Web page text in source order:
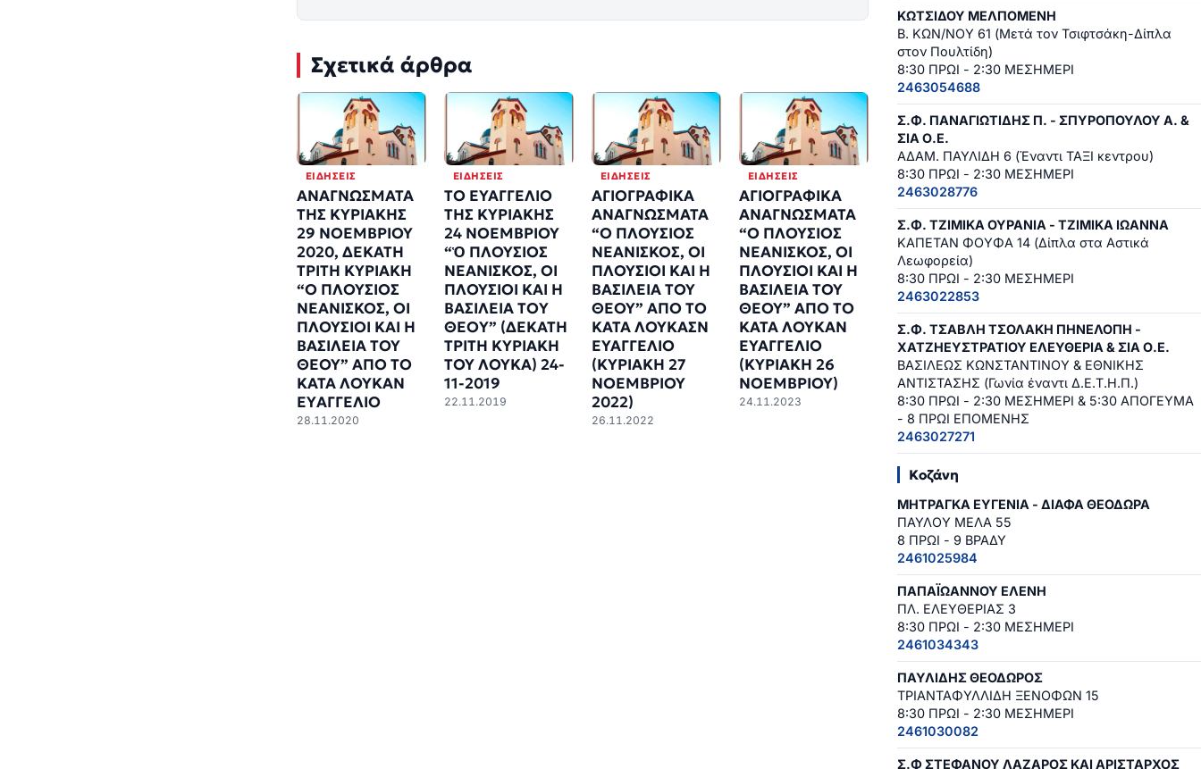
Σχετικά άρθρα
ΕΙΔΉΣΕΙΣ
ΑΝΑΓΝΩΣΜΑΤΑ
ΤΗΣ ΚΥΡΙΑΚΗΣ
29 ΝΟΕΜΒΡΙΟΥ
2020, ΔΕΚΑΤΗ
ΤΡΙΤΗ ΚΥΡΙΑΚΗ
“Ο ΠΛΟΥΣΙΟΣ
ΝΕΑΝΙΣΚΟΣ, ΟΙ
ΠΛΟΥΣΙΟΙ ΚΑΙ Η
ΒΑΣΙΛΕΙΑ ΤΟΥ
ΘΕΟΥ” AΠΟ ΤΟ
ΚΑΤΑ ΛΟΥΚAΝ
ΕYΑΓΓΕΛΙΟ
28.11.2020
ΕΙΔΉΣΕΙΣ
ΤΟ ΕΥΑΓΓΕΛΙΟ
ΤΗΣ ΚΥΡΙΑΚΗΣ
24 ΝΟΕΜΒΡΙΟΥ
“Ὁ ΠΛΟΥΣΙΟΣ
ΝΕΑΝΙΣΚΟΣ, ΟI
ΠΛΟΥΣΙΟΙ ΚΑΙ H
ΒΑΣΙΛΕΙΑ ΤΟY
ΘΕΟY” (ΔΕΚΑΤΗ
ΤΡΙΤΗ ΚΥΡΙΑΚΗ
ΤΟΥ ΛΟΥΚΑ) 24-
11-2019
22.11.2019
ΕΙΔΉΣΕΙΣ
ΑΓΙΟΓΡΑΦΙΚΑ
ΑΝΑΓΝΩΣΜΑΤΑ
“Ο ΠΛΟΥΣΙΟΣ
ΝΕΑΝΙΣΚΟΣ, ΟΙ
ΠΛΟΥΣΙΟΙ ΚΑΙ Η
ΒΑΣΙΛΕΙΑ ΤΟΥ
ΘΕΟΥ” ΑΠΟ ΤΟ
ΚΑΤΑ ΛΟΥΚΑΣΝ
ΕΥΑΓΓΕΛΙΟ
(ΚΥΡΙΑΚΗ 27
ΝΟΕΜΒΡΙΟΥ
2022)
26.11.2022
ΕΙΔΉΣΕΙΣ
ΑΓΙΟΓΡΑΦΙΚΑ
ΑΝΑΓΝΩΣΜΑΤΑ
“Ο ΠΛΟΥΣΙΟΣ
ΝΕΑΝΙΣΚΟΣ, ΟΙ
ΠΛΟΥΣΙΟΙ ΚΑΙ Η
ΒΑΣΙΛΕΙΑ ΤΟΥ
ΘΕΟΥ” ΑΠΟ ΤΟ
ΚΑΤΑ ΛΟΥΚΑΝ
ΕΥΑΓΓΕΛΙΟ
(ΚΥΡΙΑΚΗ 26
ΝΟΕΜΒΡΙΟΥ)
24.11.2023
ΚΩΤΣΙΔΟΥ ΜΕΛΠΟΜΕΝΗ
Β. ΚΩΝ/ΝΟΥ 61 (Μετά τον Τσιφτσάκη-Δίπλα
στον Πουλτίδη)
8:30 ΠΡΩΙ - 2:30 ΜΕΣΗΜΕΡΙ
2463054688
Σ.Φ. ΠΑΝΑΓΙΩΤΙΔΗΣ Π. - ΣΠΥΡΟΠΟΥΛΟΥ Α. &
ΣΙΑ Ο.Ε.
ΑΔΑΜ. ΠΑΥΛΙΔΗ 6 (Έναντι ΤΑΞΙ κεντρου)
8:30 ΠΡΩΙ - 2:30 ΜΕΣΗΜΕΡΙ
2463028776
Σ.Φ. ΤΖΙΜΙΚΑ ΟΥΡΑΝΙΑ - ΤΖΙΜΙΚΑ ΙΩΑΝΝΑ
ΚΑΠΕΤΑΝ ΦΟΥΦΑ 14 (Δίπλα στα Αστικά
Λεωφορεία)
8:30 ΠΡΩΙ - 2:30 ΜΕΣΗΜΕΡΙ
2463022853
Σ.Φ. ΤΣΑΒΛΗ ΤΣΟΛΑΚΗ ΠΗΝΕΛΟΠΗ -
ΧΑΤΖΗΕΥΣΤΡΑΤΙΟΥ ΕΛΕΥΘΕΡΙΑ & ΣΙΑ Ο.Ε.
ΒΑΣΙΛΕΩΣ ΚΩΝΣΤΑΝΤΙΝΟΥ & ΕΘΝΙΚΗΣ
ΑΝΤΙΣΤΑΣΗΣ (Γωνία έναντι Δ.Ε.Τ.Η.Π.)
8:30 ΠΡΩΙ - 2:30 ΜΕΣΗΜΕΡΙ & 5:30 ΑΠΟΓΕΥΜΑ
- 8 ΠΡΩΙ ΕΠΟΜΕΝΗΣ
2463027271
Κοζάνη
ΜΗΤΡΑΓΚΑ ΕΥΓΕΝΙΑ - ΔΙΑΦΑ ΘΕΟΔΩΡΑ
ΠΑΥΛΟΥ ΜΕΛΑ 55
8 ΠΡΩΙ - 9 ΒΡΑΔΥ
2461025984
ΠΑΠΑΪΩΑΝΝΟΥ ΕΛΕΝΗ
ΠΛ. ΕΛΕΥΘΕΡΙΑΣ 3
8:30 ΠΡΩΙ - 2:30 ΜΕΣΗΜΕΡΙ
2461034343
ΠΑΥΛΙΔΗΣ ΘΕΟΔΩΡΟΣ
ΤΡΙΑΝΤΑΦΥΛΛΙΔΗ ΞΕΝΟΦΩΝ 15
8:30 ΠΡΩΙ - 2:30 ΜΕΣΗΜΕΡΙ
2461030082
Σ.Φ ΣΤΕΦΑΝΟΥ ΛΑΖΑΡΟΣ ΚΑΙ ΑΡΙΣΤΑΡΧΟΣ